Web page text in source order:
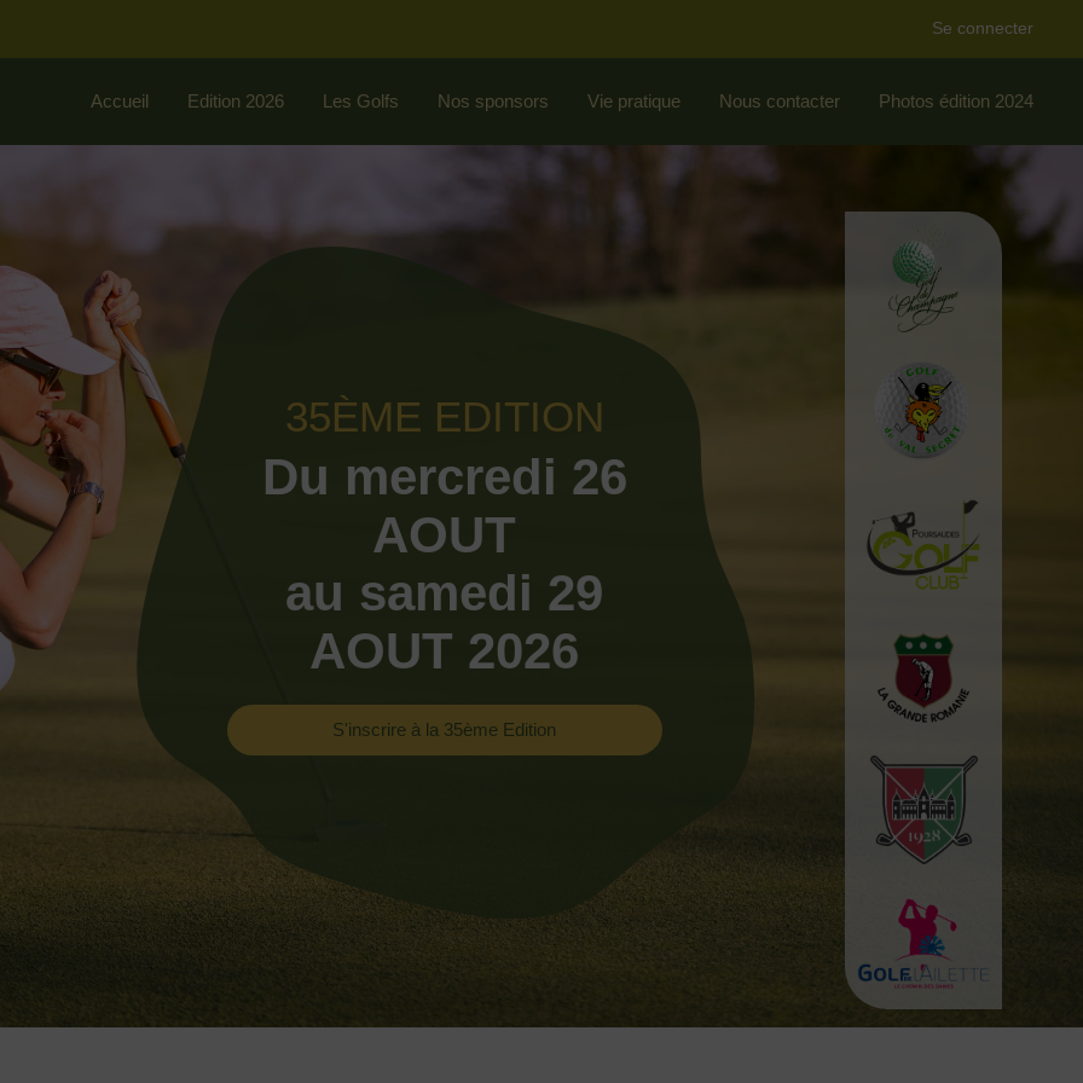
Se connecter
Accueil Edition 2026 Les Golfs Nos sponsors Vie pratique Nous contacter Photos édition 2024
35ÈME EDITION
Du mercredi 26
AOUT
au samedi 29
AOUT 2026
S'inscrire à la 35ème Edition